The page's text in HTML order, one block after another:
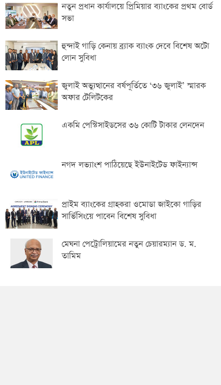
নতুন প্রধান কার্যালয়ে প্রিমিয়ার ব্যাংকের প্রথম বোর্ড
সভা
হুন্দাই গাড়ি কেনায় ব্র্যাক ব্যাংক দেবে বিশেষ অটো
লোন সুবিধা
জুলাই অভ্যুত্থানের বর্ষপূর্তিতে ‘৩৬ জুলাই’ স্মারক
অফার টেলিটকের
একমি পেস্টিসাইডসের ৩৬ কোটি টাকার লেনদেন
নগদ লভ্যাংশ পাঠিয়েছে ইউনাইটেড ফাইন্যান্স
প্রাইম ব্যাংকের গ্রাহকরা ওমোডা জাইকো গাড়ির
সার্ভিসিংয়ে পাবেন বিশেষ সুবিধা
মেঘনা পেট্রোলিয়ামের নতুন চেয়ারম্যান ড. ম.
তামিম